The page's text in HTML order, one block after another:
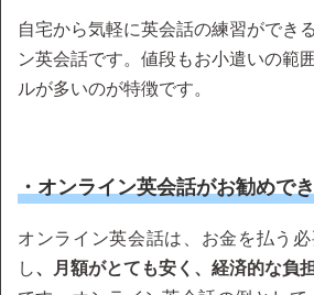
自宅から気軽に英会話の練習ができ
ン英会話です。値段もお小遣いの範
ルが多いのが特徴です。
・オンライン英会話がお勧めで
オンライン英会話は、お金を払う
し、月額がとても安く、経済的な負